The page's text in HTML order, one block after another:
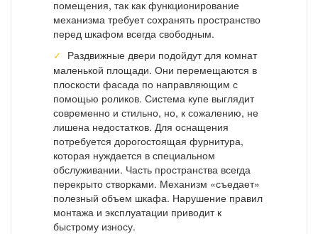
помещения, так как функционирование
механизма требует сохранять пространство
перед шкафом всегда свободным.
Раздвижные двери подойдут для комнат
маленькой площади. Они перемещаются в
плоскости фасада по направляющим с
помощью роликов. Система купе выглядит
современно и стильно, но, к сожалению, не
лишена недостатков. Для оснащения
потребуется дорогостоящая фурнитура,
которая нуждается в специальном
обслуживании. Часть пространства всегда
перекрыто створками. Механизм «съедает»
полезный объем шкафа. Нарушение правил
монтажа и эксплуатации приводит к
быстрому износу.